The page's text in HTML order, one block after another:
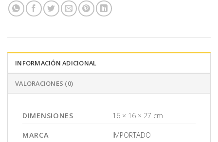
INFORMACIÓN ADICIONAL
VALORACIONES (0)
DIMENSIONES 16 × 16 × 27 cm
MARCA IMPORTADO